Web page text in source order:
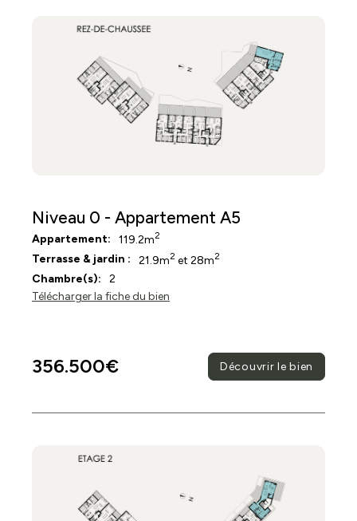
Niveau 0 - Appartement A5
Appartement: 119.2m2
Terrasse & jardin : 21.9m2 et 28m2
Chambre(s):
2
Télécharger la fiche du bien
356.500€ Découvrir le bien